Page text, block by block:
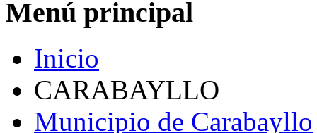
Menú principal
Inicio
CARABAYLLO
Municipio de Carabayllo